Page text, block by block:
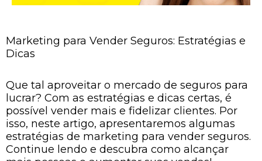
Marketing para Vender Seguros: Estratégias e
Dicas
Que tal aproveitar o mercado de seguros para
lucrar? Com as estratégias e dicas certas, é
possível vender mais e fidelizar clientes. Por
isso, neste artigo, apresentaremos algumas
estratégias de marketing para vender seguros.
Continue lendo e descubra como alcançar